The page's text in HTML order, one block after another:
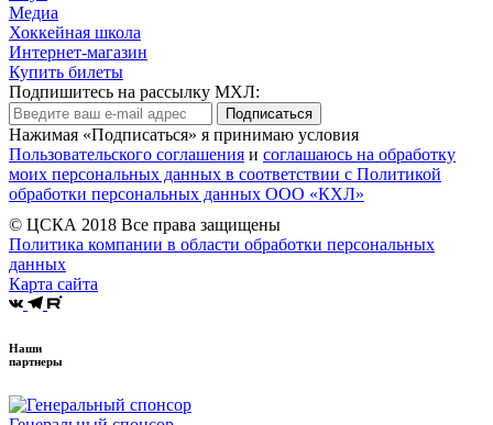
Медиа
Хоккейная школа
Интернет-магазин
Купить билеты
Подпишитесь на рассылку МХЛ:
Подписаться
Нажимая «Подписаться» я принимаю условия
Пользовательского соглашения и соглашаюсь на обработку
моих персональных данных в соответствии с Политикой
обработки персональных данных ООО «КХЛ»
© ЦСКА 2018 Все права защищены
Политика компании в области обработки персональных
данных
Карта сайта
Наши
партнеры